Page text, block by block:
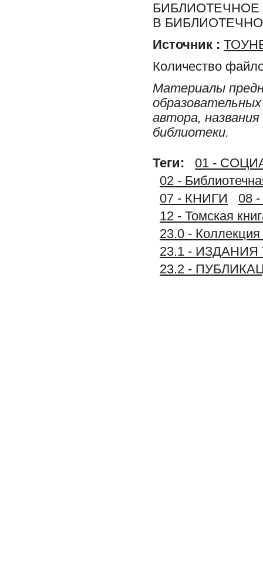
В
Источник :
Количество
Материалы
автора,
библиотеки.
Теги:
01 -
02 -
07 - КНИГИ
08
12 - Томская
23.0 -
23.1 -
23.2 -